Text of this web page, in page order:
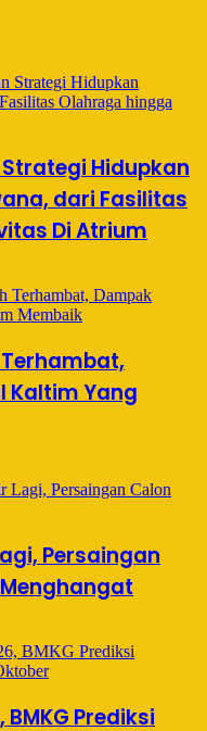
Hidupkan
dari Fasilitas
Di Atrium
Kaltim Yang
Persaingan
Prediksi